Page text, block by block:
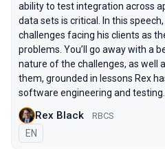
ability to test integration across
data sets is critical. In this
challenges facing his clients as
problems. You’ll go away with a
nature of the challenges, as well
them, grounded in lessons Rex
software engineering and testing.
Rex Black RBCS
На английском языке
EN